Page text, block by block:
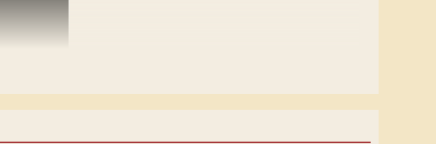
mặt trời khởi nguồn của sự sống vạn vật, ánh sáng điện đại